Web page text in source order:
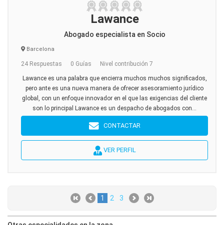
Lawance
Abogado especialista en Socio
Barcelona
24 Respuestas 0 Guías Nivel contribución 7
Lawance es una palabra que encierra muchos muchos significados,
pero ante es una nueva manera de ofrecer asesoramiento jurídico
global, con un enfoque innovador en el que las exigencias del cliente
son lo principal Lawance es un despacho de abogados con...
CONTACTAR
VER PERFIL
1 2 3